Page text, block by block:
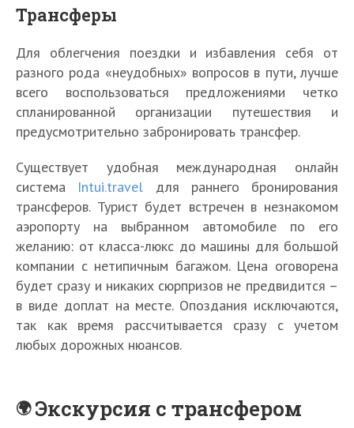
Трансферы
Для облегчения поездки и избавления себя от
разного рода «неудобных» вопросов в пути, лучше
всего воспользоваться предложениями четко
спланированной организации путешествия и
предусмотрительно забронировать трансфер.
Существует удобная международная онлайн
система Intui.travel для раннего бронирования
трансферов. Турист будет встречен в незнакомом
аэропорту на выбранном автомобиле по его
желанию: от класса-люкс до машины для большой
компании с нетипичным багажом. Цена оговорена
будет сразу и никаких сюрпризов не предвидится –
в виде доплат на месте. Опоздания исключаются,
так как время рассчитывается сразу с учетом
любых дорожных нюансов.
Экскурсия с трансфером